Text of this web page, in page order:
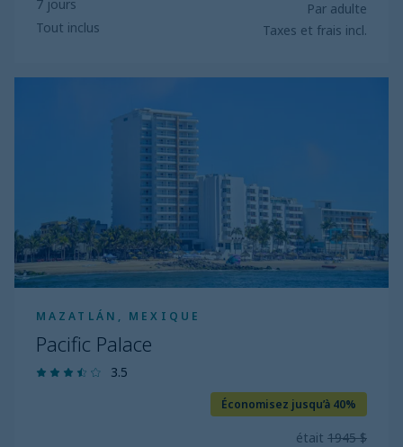
7 jours
Tout inclus
Par adulte
Taxes et frais incl.
MAZATLÁN, MEXIQUE
Pacific Palace
3.5
Économisez jusqu’à 40%
était 1945 $